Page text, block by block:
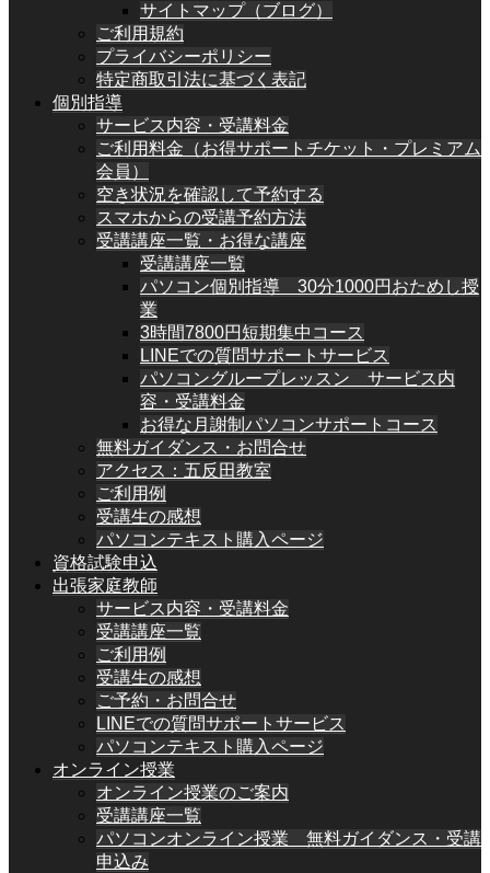
サイトマップ（ブログ）
ご利用規約
プライバシーポリシー
特定商取引法に基づく表記
個別指導
サービス内容・受講料金
ご利用料金（お得サポートチケット・プレミアム
会員）
空き状況を確認して予約する
スマホからの受講予約方法
受講講座一覧・お得な講座
受講講座一覧
パソコン個別指導 30分1000円おためし授
業
3時間7800円短期集中コース
LINEでの質問サポートサービス
パソコングループレッスン サービス内
容・受講料金
お得な月謝制パソコンサポートコース
無料ガイダンス・お問合せ
アクセス：五反田教室
ご利用例
受講生の感想
パソコンテキスト購入ページ
資格試験申込
出張家庭教師
サービス内容・受講料金
受講講座一覧
ご利用例
受講生の感想
ご予約・お問合せ
LINEでの質問サポートサービス
パソコンテキスト購入ページ
オンライン授業
オンライン授業のご案内
受講講座一覧
パソコンオンライン授業 無料ガイダンス・受講
申込み